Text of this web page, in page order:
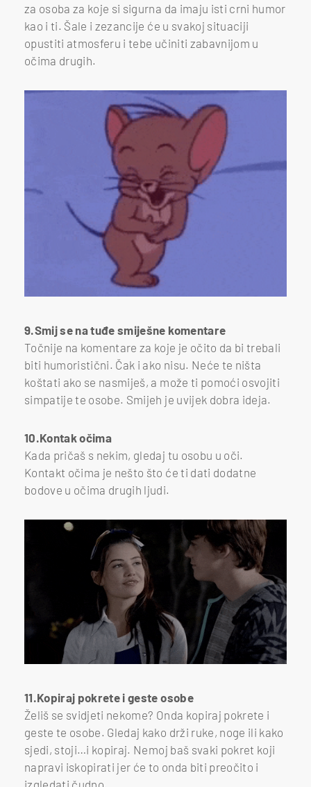
za osoba za koje si sigurna da imaju isti crni humor
kao i ti. Šale i zezancije će u svakoj situaciji
opustiti atmosferu i tebe učiniti zabavnijom u
očima drugih.
9.Smij se na tuđe smiješne komentare
Točnije na komentare za koje je očito da bi trebali
biti humoristični. Čak i ako nisu. Neće te ništa
koštati ako se nasmiješ, a može ti pomoći osvojiti
simpatije te osobe. Smijeh je uvijek dobra ideja.
10.Kontak očima
Kada pričaš s nekim, gledaj tu osobu u oči.
Kontakt očima je nešto što će ti dati dodatne
bodove u očima drugih ljudi.
11.Kopiraj pokrete i geste osobe
Želiš se svidjeti nekome? Onda kopiraj pokrete i
geste te osobe. Gledaj kako drži ruke, noge ili kako
sjedi, stoji…i kopiraj. Nemoj baš svaki pokret koji
napravi iskopirati jer će to onda biti preočito i